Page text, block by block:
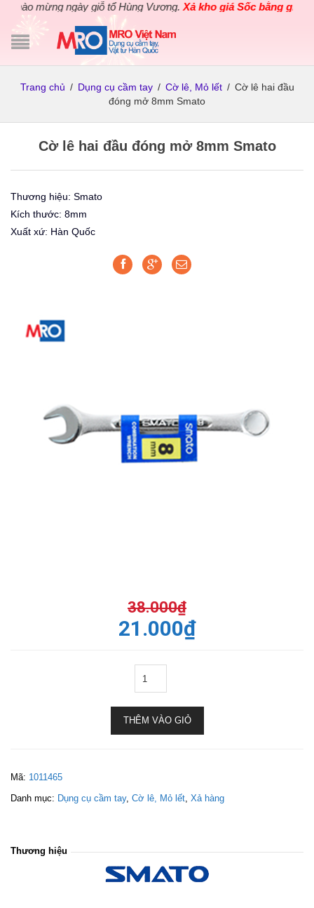
mừng ngày giỗ tổ Hùng Vương.Xả kho giá Sốc bằng giá Gốc
Trang chủ / Dụng cụ cầm tay / Cờ lê, Mỏ lết / Cờ lê hai đầu
đóng mở 8mm Smato
Cờ lê hai đầu đóng mở 8mm Smato
Thương hiệu: Smato
Kích thước: 8mm
Xuất xứ: Hàn Quốc
38.000₫
21.000₫
THÊM VÀO GIỎ
Mã: 1011465
Danh mục: Dụng cụ cầm tay, Cờ lê, Mỏ lết, Xả hàng
Thương hiệu